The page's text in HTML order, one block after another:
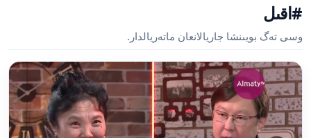
#اقىل
وسى تەگ بويىنشا جاريالانعان ماتەريالدار.